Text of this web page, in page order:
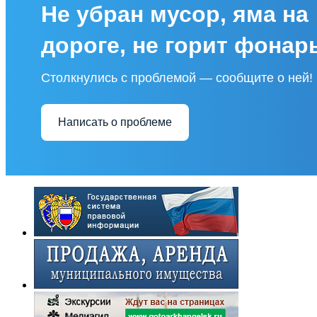
Не убран мусор, яма на
дороге, не горит
Столкнулись с проблемой — сообщите о ней!
Написать о проблеме